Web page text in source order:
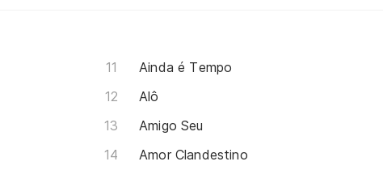
Ainda é Tempo
Alô
Amigo Seu
Amor Clandestino